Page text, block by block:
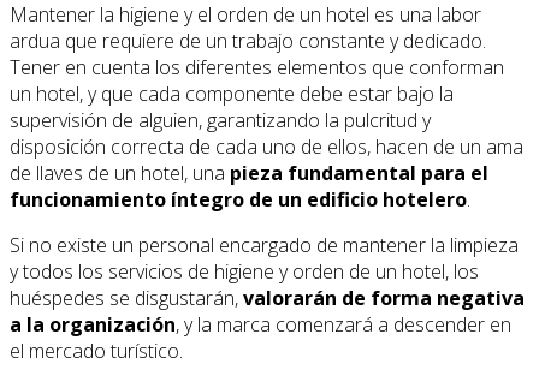
Mantener la higiene y el orden de un hotel es una labor
ardua que requiere de un trabajo constante y dedicado.
Tener en cuenta los diferentes elementos que conforman
un hotel, y que cada componente debe estar bajo la
supervisión de alguien, garantizando la pulcritud y
disposición correcta de cada uno de ellos, hacen de un ama
de llaves de un hotel, una pieza fundamental para el
funcionamiento íntegro de un edificio hotelero.
Si no existe un personal encargado de mantener la limpieza
y todos los servicios de higiene y orden de un hotel, los
huéspedes se disgustarán,valorarán de forma negativa
a la organización, y la marca comenzará a descender en
el mercado turístico.